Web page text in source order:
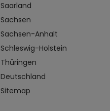
Saarland
Sachsen
Sachsen-Anhalt
Schleswig-Holstein
Thüringen
Deutschland
Sitemap